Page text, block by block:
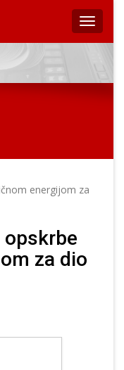
energijom za
opskrbe
za dio